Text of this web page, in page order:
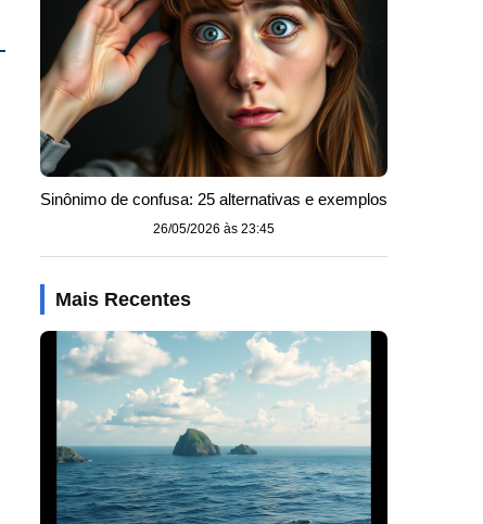
Sinônimo de confusa: 25 alternativas e exemplos
26/05/2026 às 23:45
Mais Recentes